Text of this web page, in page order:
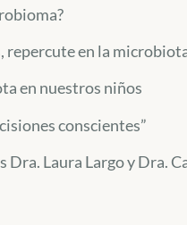
repercute en la
en nuestros niños
conscientes”
Dra. Laura Largo y Dra.